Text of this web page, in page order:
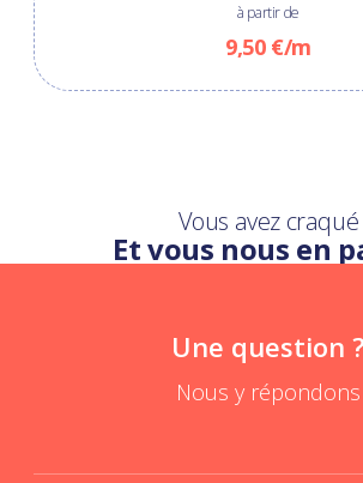
à partir de
9,50 €/m
Vous avez craqué
Et vous nous en
Une question ?
Nous y répondons